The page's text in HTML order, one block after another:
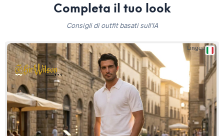
Completa il tuo look
Consigli di outfit basati sull'IA